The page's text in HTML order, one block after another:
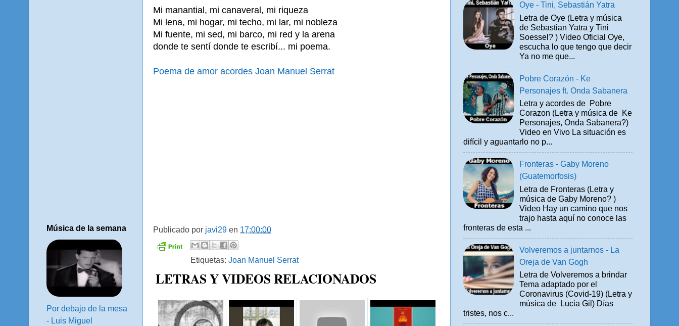
Mi manantial, mi canaveral, mi riqueza
Mi lena, mi hogar, mi techo, mi lar, mi nobleza
Mi fuente, mi sed, mi barco, mi red y la arena
donde te sentí donde te escribí... mi poema.
Poema de amor acordes Joan Manuel Serrat
Publicado por javi29 en 17:00:00
Etiquetas: Joan Manuel Serrat
LETRAS Y VIDEOS RELACIONADOS
Música de la semana
Por debajo de la mesa
- Luis Miguel
Oye - Tini, Sebastián Yatra
Letra de Oye (Letra y música
de Sebastian Yatra y Tini
Soessel? ) Video Oficial Oye,
escucha lo que tengo que decir
Ya no me que...
Pobre Corazón - Ke
Personajes ft. Onda Sabanera
Letra y acordes de Pobre
Corazon (Letra y música de Ke
Personajes, Onda Sabanera?)
Video en Vivo La situación es
difícil y aguantarlo no p...
Fronteras - Gaby Moreno
(Guatemorfosis)
Letra de Fronteras (Letra y
música de Gaby Moreno? )
Video Hay un camino que nos
trajo hasta aquí no conoce las
fronteras de esta ...
Volveremos a juntarnos - La
Oreja de Van Gogh
Letra de Volveremos a brindar
Tema adaptado por el
Coronavirus (Covid-19) (Letra y
música de Lucia Gil) Días
tristes, nos c...